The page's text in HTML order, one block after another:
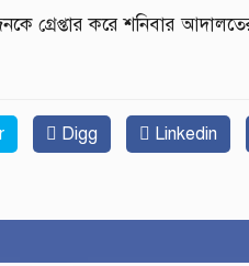
গ্রেপ্তার করে শনিবার
Digg Linkedin